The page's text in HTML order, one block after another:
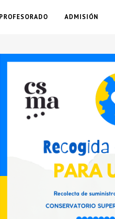
PROFESORADO ADMISIÓN